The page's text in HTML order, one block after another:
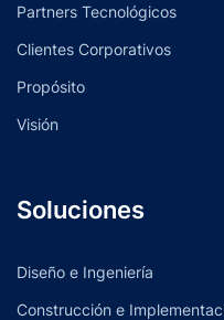
Partners Tecnológicos
Clientes Corporativos
Propósito
Visión
Soluciones
Diseño e Ingeniería
Construcción e